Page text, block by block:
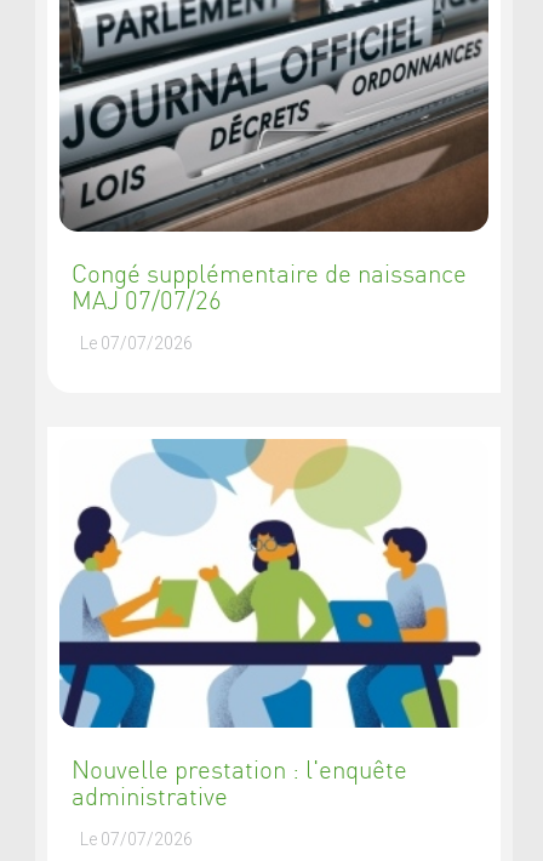
Congé supplémentaire de naissance
MAJ 07/07/26
Le 07/07/2026
Nouvelle prestation : l'enquête
administrative
Le 07/07/2026